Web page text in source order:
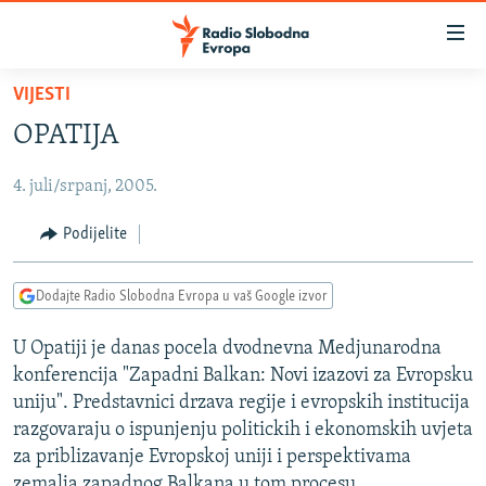
Pređite
glavni
Pređite
Pređite
pretragu
BOSNA I HERCEGOVINA
SRBIJA
KOSOVO
VIZUELNO
VIDEO
FOTOGALERIJE
INFOGRAFIKE
PODCASTI
RAT U UKRAJINI
KINA NA BALKANU
RSE PRIČE IZ SVIJETA
VIJESTI
OPATIJA
4. juli/srpanj, 2005.
Podijelite
Dodajte Radio Slobodna Evropa u vaš Google izvor
U Opatiji je danas pocela dvodnevna Medjunarodna
konferencija "Zapadni Balkan: Novi izazovi za Evropsku
uniju". Predstavnici drzava regije i evropskih institucija
razgovaraju o ispunjenju politickih i ekonomskih uvjeta
za priblizavanje Evropskoj uniji i perspektivama